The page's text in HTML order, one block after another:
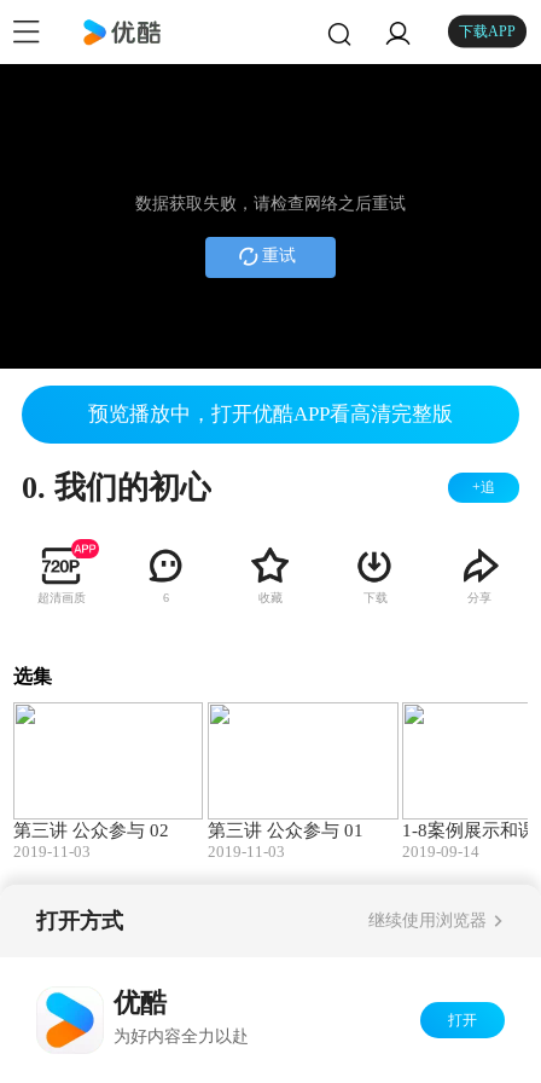
下载APP
数据获取失败，请检查网络之后重试
重试
预览播放中，打开优酷APP看高清完整版
0. 我们的初心 +追
超清画质 6 收藏 下载 分享
选集
第三讲 公众参与 02
2019-11-03
第三讲 公众参与 01
2019-11-03
1-8案例展示和课
2019-09-14
打开方式 继续使用浏览器
优酷
为好内容全力以赴
打开